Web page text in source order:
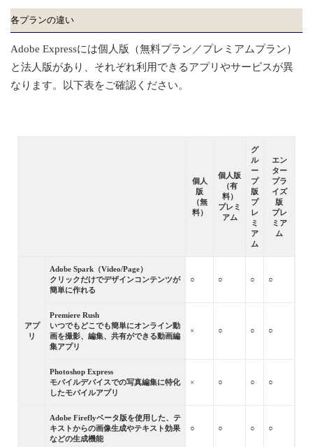
各プランの違い
Adobe Expressには個人版（無料プラン／プレミアムプラン）
と法人版があり、それぞれ利用できるアプリやサービスが異
なります。以下表をご確認ください。
個人
版
（無
料）
個人版
（有
料）
プレミ
アム
グ
ル
ー
プ
版
プ
レ
ミ
ア
ム
エン
ター
プラ
イズ
版
プレ
ミア
ム
アプ
リ
Adobe Spark（Video/Page）
クリックだけでデザインコンテンツが
簡単に作れる
○ ○ ○ ○
Premiere Rush
いつでもどこでも簡単にオンライン動
画を撮影、編集、共有ができる動画編
集アプリ
× ○ ○ ○
Photoshop Express
モバイルデバイスでの写真編集に特化
したモバイルアプリ
× ○ ○ ○
Adobe Fireflyベータ版を使用した、テ
キストからの画像生成やテキスト効果
などの生成機能
○ ○ ○ ○